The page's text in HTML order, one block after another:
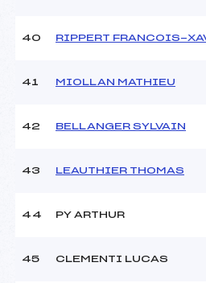
40 RIPPERT FRANCOIS-
41 MIOLLAN MATHIEU
42 BELLANGER SYLVAIN
43 LEAUTHIER THOMAS
44 PY ARTHUR
45 CLEMENTI LUCAS